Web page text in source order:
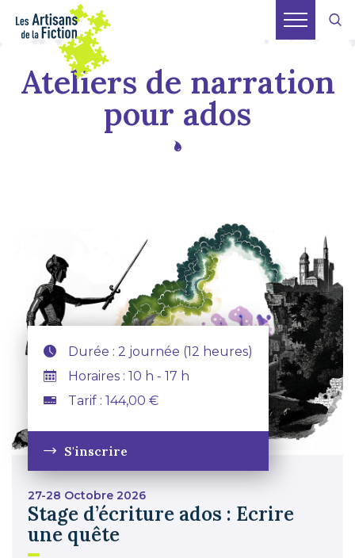
Ateliers de narration
pour ados
Durée : 2 journée (12 heures)
Horaires : 10 h - 17 h
Tarif : 144,00 €
S'inscrire
27-28 Octobre 2026
Stage d’écriture ados : Ecrire
une quête